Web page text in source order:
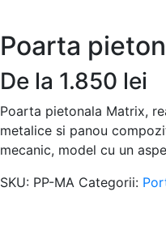
Poarta
De la 1.850 lei
Poarta pietonala Matrix,
metalice si panou
mecanic, model cu un
SKU: PP-MA Categorii: